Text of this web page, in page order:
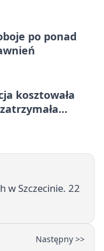
po ponad
kosztowała
w Szczecinie. 22
Następny >>